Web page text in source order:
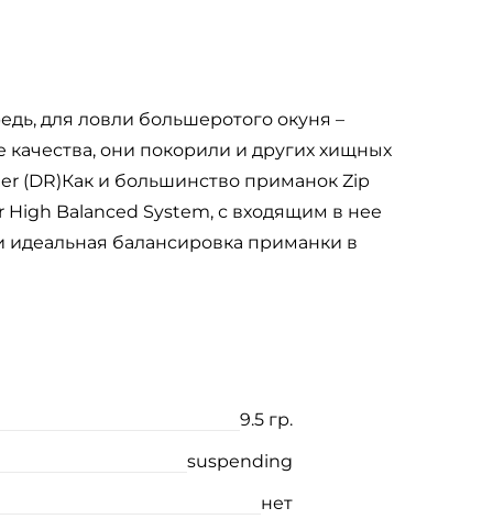
для ловли большеротого окуня –
они покорили и других хищных
(DR)Как и большинство приманок Zip
Balanced System, с входящим в нее
идеальная балансировка приманки в
9.5 гр.
suspending
нет